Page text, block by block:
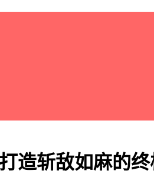
造斩敌如麻的